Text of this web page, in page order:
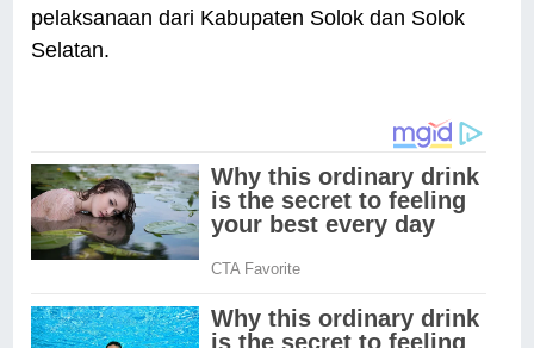
pelaksanaan dari Kabupaten Solok dan Solok
Selatan.